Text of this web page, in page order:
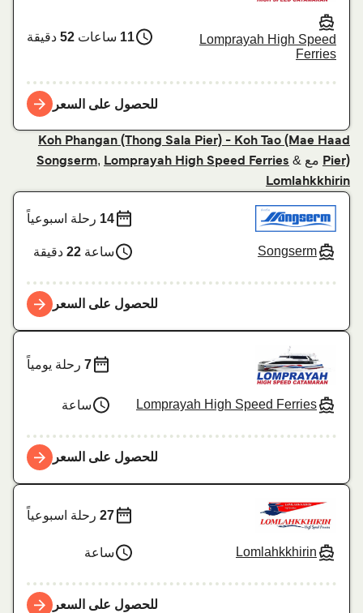
Lomprayah High Speed
Ferries
11ساعات52دقيقة
للحصول على السعر
Koh Phangan (Thong Sala Pier) - Koh Tao (Mae Haad
Pier)مع Songserm,Lomprayah High Speed Ferries &
Lomlahkkhirin
Songserm
14رحلة اسبوعياً
ساعة22دقيقة
للحصول على السعر
Lomprayah High Speed Ferries
7رحلة يومياً
ساعة
للحصول على السعر
Lomlahkkhirin
27رحلة اسبوعياً
ساعة
للحصول على السعر